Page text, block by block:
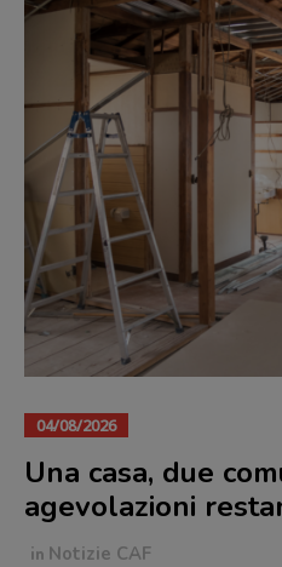
04/08/2026
Una casa, due
agevolazioni
in Notizie CAF